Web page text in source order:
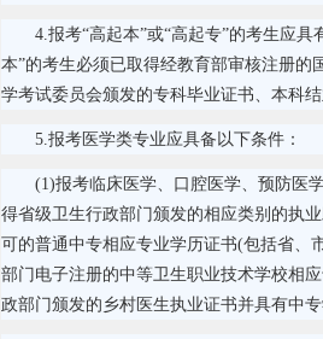
4.报考“高起本”或“高起专”的考生应
本”的考生必须已取得经教育部审核注册的
学考试委员会颁发的专科毕业证书、本科结
5.报考医学类专业应具备以下条件：
(1)报考临床医学、口腔医学、预防医
得省级卫生行政部门颁发的相应类别的执
可的普通中专相应专业学历证书(包括省、
部门电子注册的中等卫生职业技术学校相
政部门颁发的乡村医生执业证书并具有中专